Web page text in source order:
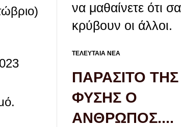
να μαθαίνετε ότι
κρύβουν οι άλλοι.
ΤΕΛΕΥΤΑΙΑ ΝΕΑ
ΠΑΡΑΣΙΤΟ ΤΗΣ
ΦΥΣΗΣ Ο
ΑΝΘΡΩΠΟΣ....